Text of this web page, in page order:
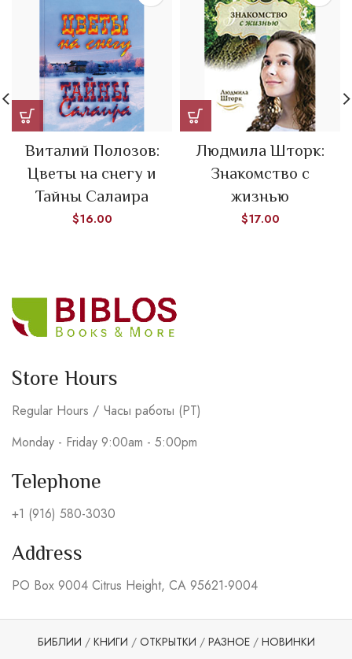
Виталий Полозов:
Цветы на снегу и
Тайны Салаира
$16.00
Людмила Шторк:
Знакомство с
жизнью
$17.00
Store Hours
Regular Hours / Часы работы (PT)
Monday - Friday 9:00am - 5:00pm
Telephone
+1 (916) 580-3030
Address
PO Box 9004 Citrus Height, CA 95621-9004
БИБЛИИ / КНИГИ / ОТКРЫТКИ / РАЗНОЕ/ НОВИНКИ